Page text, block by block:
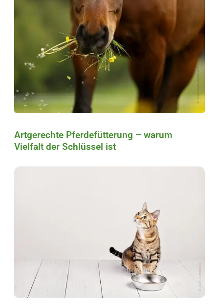
Artgerechte Pferdefütterung – warum
Vielfalt der Schlüssel ist